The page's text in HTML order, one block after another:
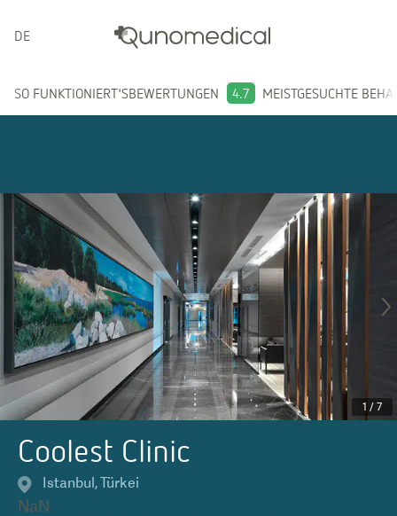
DEUTSCH
SO FUNKTIONIERT'SBEWERTUNGEN 4.7 MEISTGESUCHTE
1 / 7
Coolest Clinic
Istanbul,Türkei
NaN